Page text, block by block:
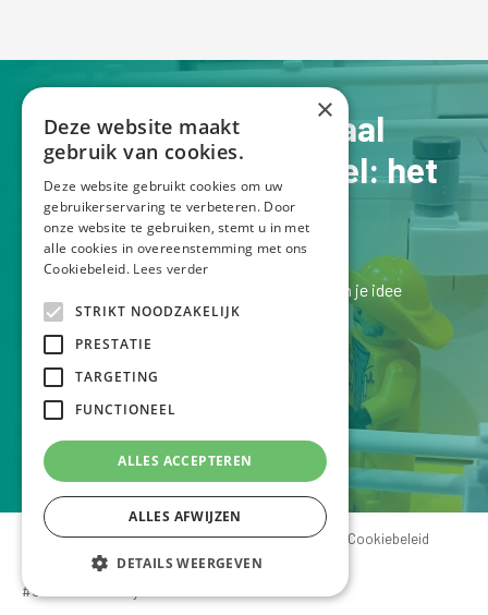
Jouw verhaal op schaal
Een Lego schaalmodel: het
perfecte pronkstuk
Laten we kennismaken bij een kopje koffie en je idee
bespreken.
Ik luister graag naar je verhaal!
VERTEL ME JE IDEE
© Legoschaalmodellen - created by Tom Van Mol
Cookiebeleid
Privacyverklaring
#codedwithlove by
×
Deze website maakt
gebruik van cookies.
Deze website gebruikt cookies om uw
gebruikerservaring te verbeteren. Door
onze website te gebruiken, stemt u in met
alle cookies in overeenstemming met ons
Cookiebeleid. Lees verder
STRIKT NOODZAKELIJK
PRESTATIE
TARGETING
FUNCTIONEEL
ALLES ACCEPTEREN
ALLES AFWIJZEN
DETAILS WEERGEVEN